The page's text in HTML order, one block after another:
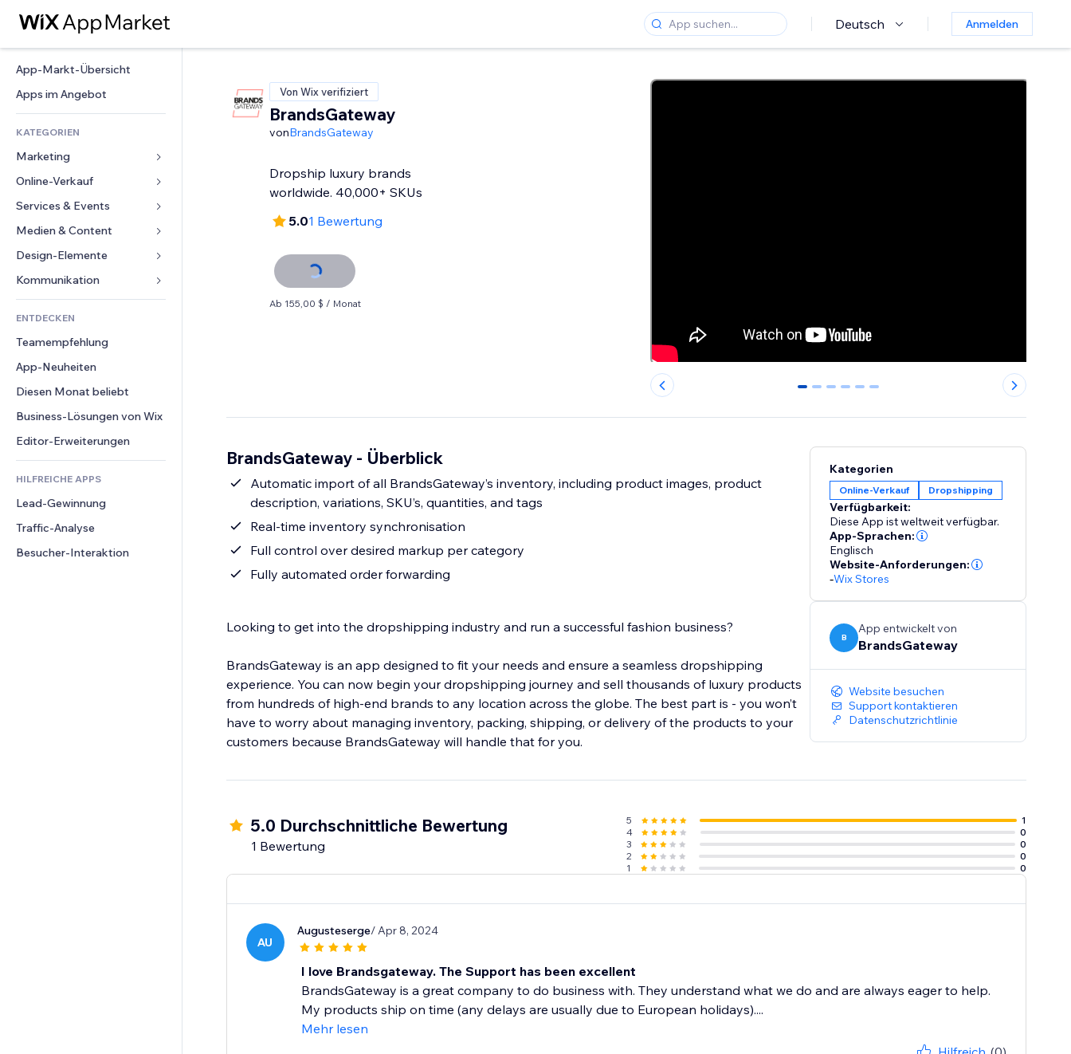
Deutsch Anmelden
App-Markt-Übersicht
Apps im Angebot
KATEGORIEN
Marketing
Anzeigen
Mobil
Statistiken
Website-Einträge
E-Mail
Online-Verkauf
Apps für Shops
Versand & Lieferung
Verkaufen-Buttons
Buchhaltung
Gutscheine & Treuebonus
Lagerlösungen
Speisen & Getränke
Services & Events
Hotels
Events
Restaurants
Immobilien
Buchungen
Medien & Content
Galerie
Musik
Podcasts
Fotografie
Video
PDF
Dateifreigabe
News
Design-Elemente
Karten & Navigation
Datenschutz & Sicherheit
Uhr
Seiten-Vorlagen
Bildeffekte
Buttons & Menüs
Banner & Abzeichen
Taschenrechner
Suche
Wetter
Diagramme & Tabellen
Formulare
Umfragen
Chat
Kommentare
Telefon
Community
Bewertungen und Feedback
CRM
ENTDECKEN
Teamempfehlung
App-Neuheiten
Diesen Monat beliebt
Business-Lösungen von Wix
Editor-Erweiterungen
HILFREICHE APPS
Lead-Gewinnung
Traffic-Analyse
Besucher-Interaktion
Von Wix verifiziert
BrandsGateway
vonBrandsGateway
Dropship luxury brands
worldwide. 40,000+ SKUs
5.01 Bewertung
Ab 155,00 $ / Monat
0 1 2 3 4 5
BrandsGateway - Überblick
Automatic import of all BrandsGateway’s inventory, including product images, product
description, variations, SKU’s, quantities, and tags
Real-time inventory synchronisation
Full control over desired markup per category
Fully automated order forwarding
Looking to get into the dropshipping industry and run a successful fashion business?
BrandsGateway is an app designed to fit your needs and ensure a seamless dropshipping
experience. You can now begin your dropshipping journey and sell thousands of luxury products
from hundreds of high-end brands to any location across the globe. The best part is - you won’t
have to worry about managing inventory, packing, shipping, or delivery of the products to your
customers because BrandsGateway will handle that for you.
Kategorien
Online-Verkauf Dropshipping
Verfügbarkeit:
Diese App ist weltweit verfügbar.
App-Sprachen:
Englisch
Website-Anforderungen:
-Wix Stores
B
App entwickelt von
BrandsGateway
Website besuchen
Support kontaktieren
Datenschutzrichtlinie
5.0 Durchschnittliche Bewertung
1 Bewertung
5
1
4
0
3
0
2
0
1
0
AU
Augusteserge/ Apr 8, 2024
I love Brandsgateway. The Support has been excellent
BrandsGateway is a great company to do business with. They understand what we do and are always eager to help.
My products ship on time (any delays are usually due to European holidays)....
Mehr lesen